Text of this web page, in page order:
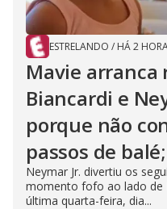
ESTRELANDO / HÁ 2
Mavie arranca
Biancardi e
porque não
passos de
Neymar Jr. divertiu os
momento fofo ao lado de
última quarta-feira, dia...